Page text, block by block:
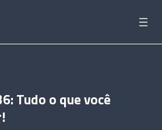
Tudo o que você